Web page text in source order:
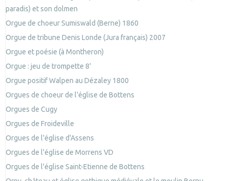
paradis) et son dolmen
Orgue de choeur Sumiswald (Berne) 1860
Orgue de tribune Denis Londe (Jura français) 2007
Orgue et poésie (à Montheron)
Orgue : jeu de trompette 8'
Orgue positif Walpen au Dézaley 1800
Orgues de choeur de l'église de Bottens
Orgues de Cugy
Orgues de Froideville
Orgues de l'église d'Assens
Orgues de l'église de Morrens VD
Orgues de l'église Saint-Etienne de Bottens